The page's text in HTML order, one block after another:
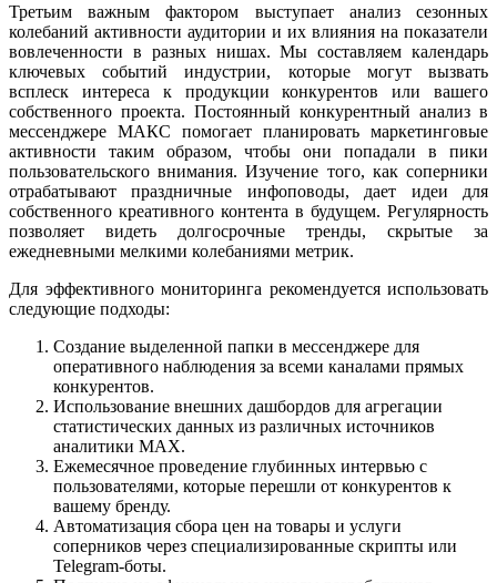
Третьим важным фактором выступает анализ сезонных
колебаний активности аудитории и их влияния на показатели
вовлеченности в разных нишах. Мы составляем календарь
ключевых событий индустрии, которые могут вызвать
всплеск интереса к продукции конкурентов или вашего
собственного проекта. Постоянный конкурентный анализ в
мессенджере МАКС помогает планировать маркетинговые
активности таким образом, чтобы они попадали в пики
пользовательского внимания. Изучение того, как соперники
отрабатывают праздничные инфоповоды, дает идеи для
собственного креативного контента в будущем. Регулярность
позволяет видеть долгосрочные тренды, скрытые за
ежедневными мелкими колебаниями метрик.
Для эффективного мониторинга рекомендуется использовать
следующие подходы:
Создание выделенной папки в мессенджере для
оперативного наблюдения за всеми каналами прямых
конкурентов.
Использование внешних дашбордов для агрегации
статистических данных из различных источников
аналитики MAX.
Ежемесячное проведение глубинных интервью с
пользователями, которые перешли от конкурентов к
вашему бренду.
Автоматизация сбора цен на товары и услуги
соперников через специализированные скрипты или
Telegram-боты.